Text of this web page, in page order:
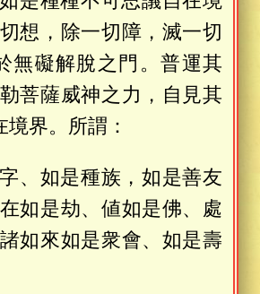
想，除一切障，滅一切
無礙解脫之門。普運其
菩薩威神之力，自見其
界。所謂：
、如是種族，如是善友
如是劫、値如是佛、處
如來如是衆會、如是壽